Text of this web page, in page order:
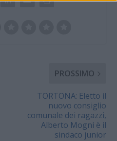
PROSSIMO
TORTONA: Eletto il
nuovo consiglio
comunale dei ragazzi,
Alberto Mogni è il
sindaco junior